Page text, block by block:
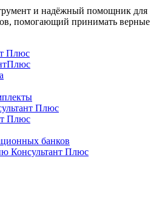
и надёжный помощник для
помогающий принимать верные
Плюс
Плюс
Плюс
банков
Консультант Плюс